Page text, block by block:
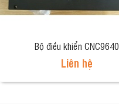
Bộ điều khiển CNC9640
Liên hệ